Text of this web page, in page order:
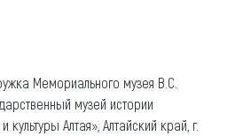
Мемориального музея В.С.
музей истории
культуры Алтая», Алтайский край, г.